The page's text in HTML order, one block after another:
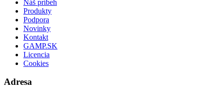
Náš príbeh
Produkty
Podpora
Novinky
Kontakt
GAMP.SK
Licencia
Cookies
Adresa